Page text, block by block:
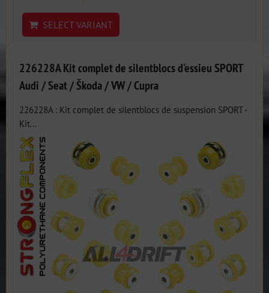
SELECT VARIANT
226228A Kit complet de silentblocs d'essieu SPORT
Audi / Seat / Škoda / VW / Cupra
226228A : Kit complet de silentblocs de suspension SPORT -
Kit...